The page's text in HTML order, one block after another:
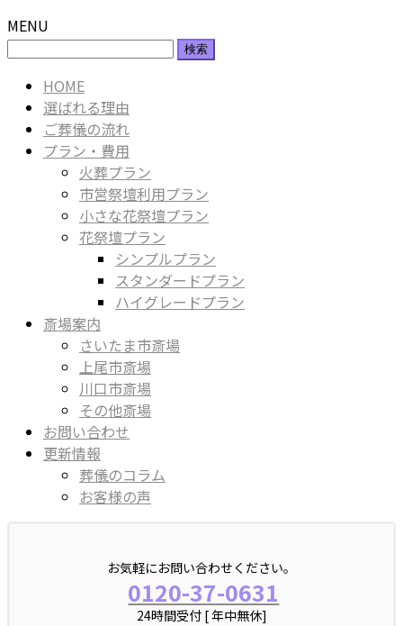
MENU
検
HOME
選ばれる理由
ご葬儀の流れ
プラン・費用
火葬プラン
市営祭壇利用プラン
小さな花祭壇プラン
花祭壇プラン
シンプルプラン
スタンダードプラン
ハイグレードプラン
斎場案内
さいたま市斎場
上尾市斎場
川口市斎場
その他斎場
お問い合わせ
更新情報
葬儀のコラム
お客様の声
お気軽にお問い合わせください。
0120-37-0631
24時間受付 [ 年中無休]